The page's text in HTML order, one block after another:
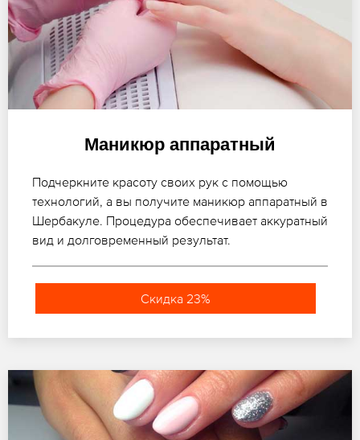
Маникюр аппаратный
Подчеркните красоту своих рук с помощью
технологий, а вы получите маникюр аппаратный в
Шербакуле. Процедура обеспечивает аккуратный
вид и долговременный результат.
Скидка 23%